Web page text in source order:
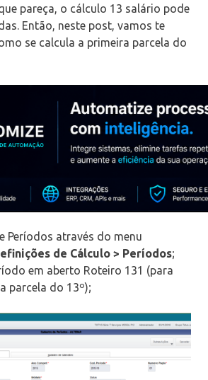
pareça, o cálculo 13 salário pode
Então, neste post, vamos te
se calcula a primeira parcela do
Períodos através do menu
de Cálculo > Períodos;
em aberto Roteiro 131 (para
parcela do 13º);